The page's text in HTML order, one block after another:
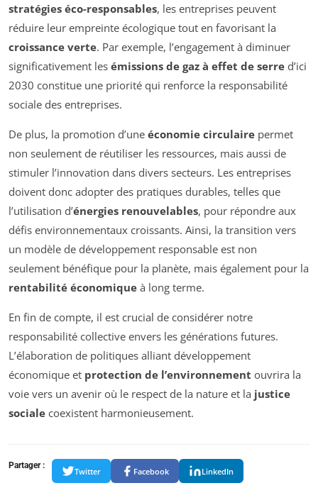
stratégies éco-responsables, les entreprises peuvent
réduire leur empreinte écologique tout en favorisant la
croissance verte. Par exemple, l’engagement à diminuer
significativement les émissions de gaz à effet de serre d’ici
2030 constitue une priorité qui renforce la responsabilité
sociale des entreprises.
De plus, la promotion d’une économie circulaire permet
non seulement de réutiliser les ressources, mais aussi de
stimuler l’innovation dans divers secteurs. Les entreprises
doivent donc adopter des pratiques durables, telles que
l’utilisation d’énergies renouvelables, pour répondre aux
défis environnementaux croissants. Ainsi, la transition vers
un modèle de développement responsable est non
seulement bénéfique pour la planète, mais également pour la
rentabilité économique à long terme.
En fin de compte, il est crucial de considérer notre
responsabilité collective envers les générations futures.
L’élaboration de politiques alliant développement
économique et protection de l’environnement ouvrira la
voie vers un avenir où le respect de la nature et la justice
sociale coexistent harmonieusement.
Partager :
Twitter Facebook LinkedIn